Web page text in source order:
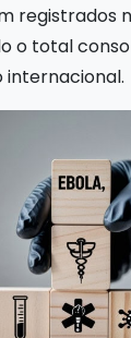
registrados
o total
internacional.